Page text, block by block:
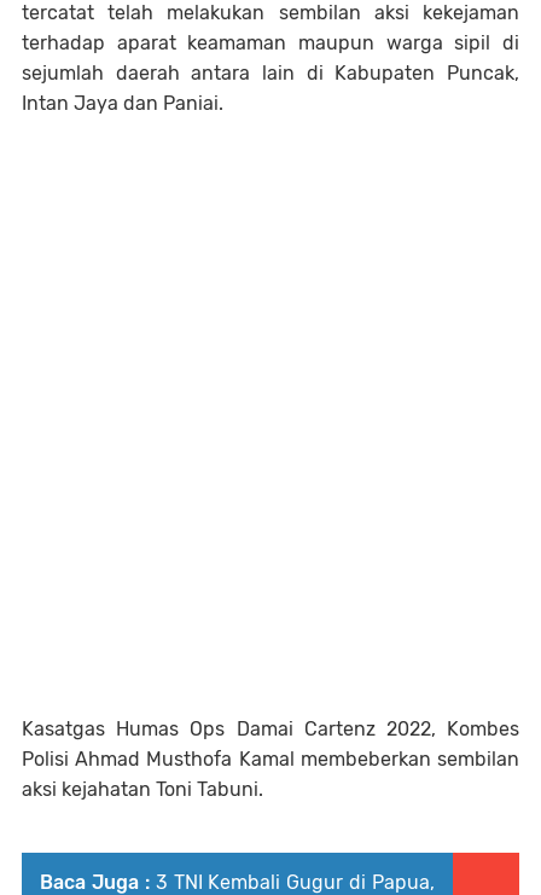
tercatat telah melakukan sembilan aksi kekejaman
terhadap aparat keamaman maupun warga sipil di
sejumlah daerah antara lain di Kabupaten Puncak,
Intan Jaya dan Paniai.
Kasatgas Humas Ops Damai Cartenz 2022, Kombes
Polisi Ahmad Musthofa Kamal membeberkan sembilan
aksi kejahatan Toni Tabuni.
Baca Juga : 3 TNI Kembali Gugur di Papua,